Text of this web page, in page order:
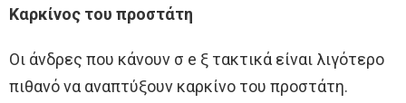
Καρκίνος του προστάτη
Οι άνδρες που κάνουν σ e ξ τακτικά είναι λιγότερο
πιθανό να αναπτύξουν καρκίνο του προστάτη.